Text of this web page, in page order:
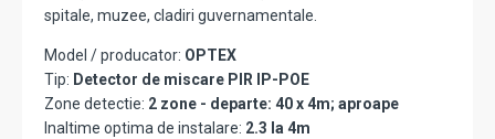
spitale, muzee, cladiri guvernamentale.
Model / producator: OPTEX
Tip: Detector de miscare PIR IP-POE
Zone detectie: 2 zone - departe: 40 x 4m; aproape
Inaltime optima de instalare: 2.3 la 4m